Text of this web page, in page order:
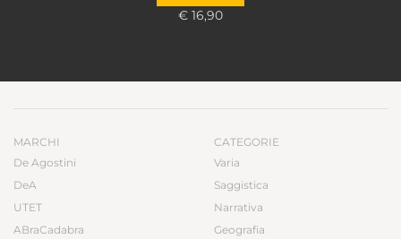
€ 16,90
MARCHI
De Agostini
DeA
UTET
ABraCadabra
CATEGORIE
Varia
Saggistica
Narrativa
Geografia